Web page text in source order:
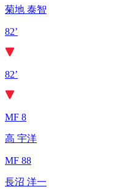
菊地 泰智
82’
82’
MF 8
高 宇洋
MF 88
長沼 洋一